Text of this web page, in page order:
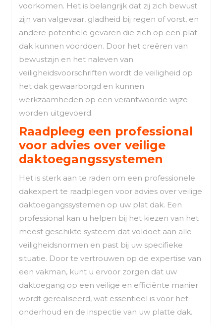
voorkomen. Het is belangrijk dat zij zich bewust
zijn van valgevaar, gladheid bij regen of vorst, en
andere potentiële gevaren die zich op een plat
dak kunnen voordoen. Door het creëren van
bewustzijn en het naleven van
veiligheidsvoorschriften wordt de veiligheid op
het dak gewaarborgd en kunnen
werkzaamheden op een verantwoorde wijze
worden uitgevoerd.
Raadpleeg een professional
voor advies over veilige
daktoegangssystemen
Het is sterk aan te raden om een professionele
dakexpert te raadplegen voor advies over veilige
daktoegangssystemen op uw plat dak. Een
professional kan u helpen bij het kiezen van het
meest geschikte systeem dat voldoet aan alle
veiligheidsnormen en past bij uw specifieke
situatie. Door te vertrouwen op de expertise van
een vakman, kunt u ervoor zorgen dat uw
daktoegang op een veilige en efficiënte manier
wordt gerealiseerd, wat essentieel is voor het
onderhoud en de inspectie van uw platte dak.